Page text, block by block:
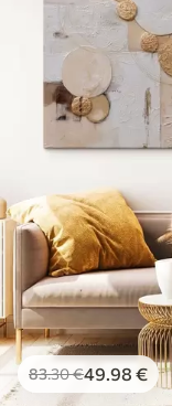
83.30€49.98 €